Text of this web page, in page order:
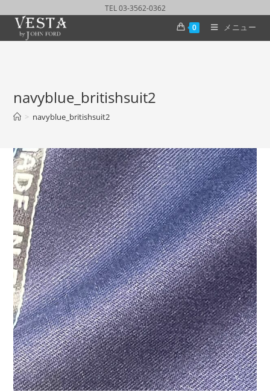
TEL 03-3562-0362
0
メニュー
navyblue_britishsuit2
> navyblue_britishsuit2